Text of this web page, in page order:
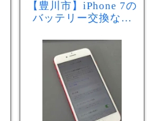
【豊川市】iPhone 7の
バッテリー交換なら
最大容量70％で電池
の減りが早い症状も
当日60分で改善